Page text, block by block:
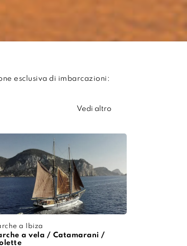
esclusiva di imbarcazioni:
Vedi altro
a Ibiza
a vela / Catamarani /